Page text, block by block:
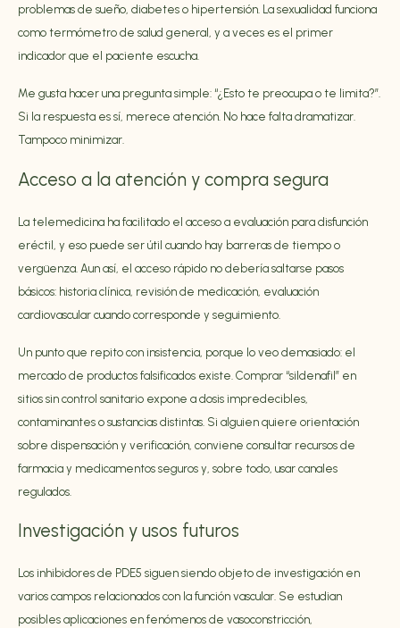
problemas de sueño, diabetes o hipertensión. La sexualidad funciona
como termómetro de salud general, y a veces es el primer
indicador que el paciente escucha.
Me gusta hacer una pregunta simple: “¿Esto te preocupa o te limita?”.
Si la respuesta es sí, merece atención. No hace falta dramatizar.
Tampoco minimizar.
Acceso a la atención y compra segura
La telemedicina ha facilitado el acceso a evaluación para disfunción
eréctil, y eso puede ser útil cuando hay barreras de tiempo o
vergüenza. Aun así, el acceso rápido no debería saltarse pasos
básicos: historia clínica, revisión de medicación, evaluación
cardiovascular cuando corresponde y seguimiento.
Un punto que repito con insistencia, porque lo veo demasiado: el
mercado de productos falsificados existe. Comprar “sildenafil” en
sitios sin control sanitario expone a dosis impredecibles,
contaminantes o sustancias distintas. Si alguien quiere orientación
sobre dispensación y verificación, conviene consultar recursos de
farmacia y medicamentos seguros y, sobre todo, usar canales
regulados.
Investigación y usos futuros
Los inhibidores de PDE5 siguen siendo objeto de investigación en
varios campos relacionados con la función vascular. Se estudian
posibles aplicaciones en fenómenos de vasoconstricción,